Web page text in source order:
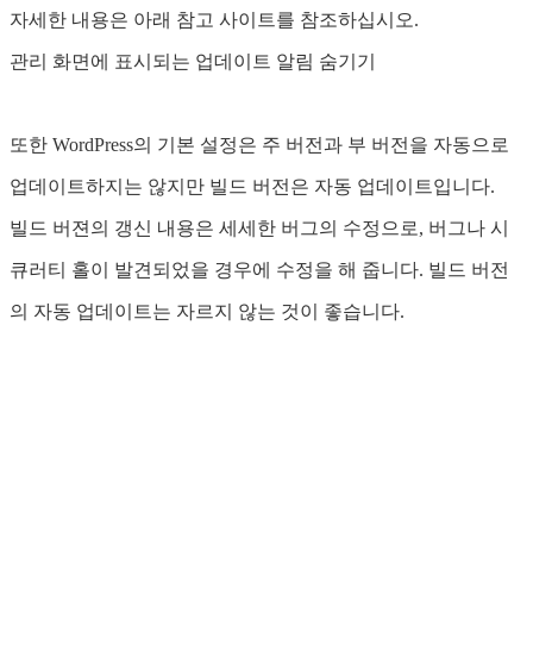
자세한 내용은 아래 참고 사이트를 참조하십시오.
관리 화면에 표시되는 업데이트 알림 숨기기
또한 WordPress의 기본 설정은 주 버전과 부 버전을 자동으로
업데이트하지는 않지만 빌드 버전은 자동 업데이트입니다.
빌드 버젼의 갱신 내용은 세세한 버그의 수정으로, 버그나 시
큐러티 홀이 발견되었을 경우에 수정을 해 줍니다. 빌드 버전
의 자동 업데이트는 자르지 않는 것이 좋습니다.